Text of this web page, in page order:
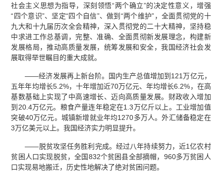
社会主义思想为指导，深刻领悟“两个确立”的决定性意义，增强
“四个意识”、坚定“四个自信”、做到“两个维护”，全面贯彻党的十
九大和十九届历次全会精神，深入贯彻党的二十大精神，坚持稳
中求进工作总基调，完整、准确、全面贯彻新发展理念，构建新
发展格局，推动高质量发展，统筹发展和安全，我国经济社会发
展取得举世瞩目的重大成就。
——经济发展再上新台阶。国内生产总值增加到121万亿元，
五年年均增长5.2%，十年增加近70万亿元、年均增长6.2%，在高
基数基础上实现了中高速增长、迈向高质量发展。财政收入增加
到20.4万亿元。粮食产量连年稳定在1.3万亿斤以上。工业增加值
突破40万亿元。城镇新增就业年均1270多万人。外汇储备稳定在
3万亿美元以上。我国经济实力明显提升。
——脱贫攻坚任务胜利完成。经过八年持续努力，近1亿农村
贫困人口实现脱贫，全国832个贫困县全部摘帽，960多万贫困人
口实现易地搬迁，历史性地解决了绝对贫困问题。